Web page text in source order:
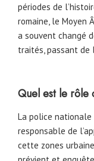
périodes de
romaine, le Moyen
a souvent changé
traités, passant de
Quel est le rôle
La police nationale
responsable de
cette zones